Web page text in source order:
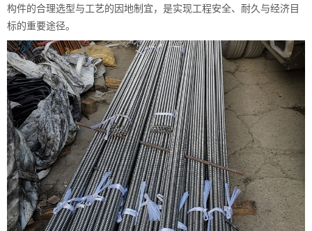
构件的合理选型与工艺的因地制宜，是实现工程安全、耐久与经济目
标的重要途径。